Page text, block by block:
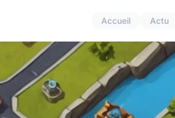
Accueil Actu